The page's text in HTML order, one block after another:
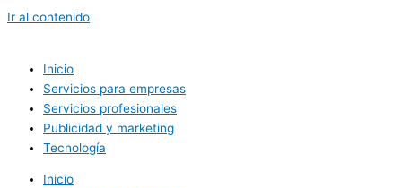
Ir al contenido
Inicio
Servicios para empresas
Servicios profesionales
Publicidad y marketing
Tecnología
Inicio